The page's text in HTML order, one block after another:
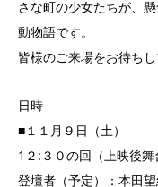
さな町の少女たちが、
動物語です。
皆様のご来場をお待ちし
日時
■１１月９日（土）
1２:３０の回（上映後舞
登壇者（予定）：本田